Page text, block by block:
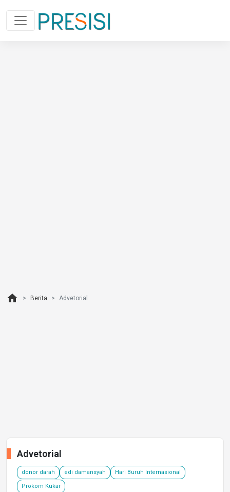
home Berita Advetorial
Advetorial
donor darah edi damansyah Hari Buruh Internasional
Prokom Kukar